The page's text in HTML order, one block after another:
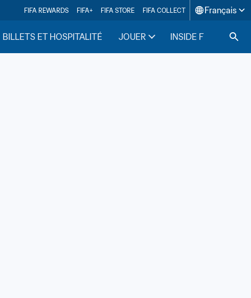
FIFA REWARDS FIFA+ FIFA STORE FIFA COLLECT Français
BILLETS ET HOSPITALITÉ JOUER INSIDE FIFA